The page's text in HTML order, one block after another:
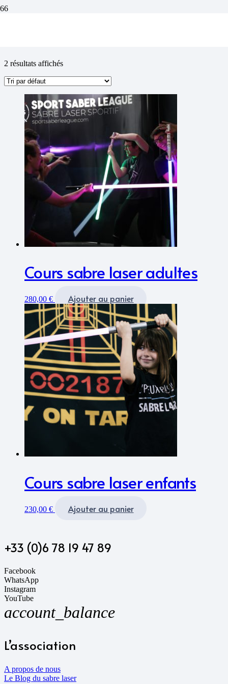
2 résultats affichés
Cours sabre laser adultes
280,00 € Ajouter au panier
Cours sabre laser enfants
230,00 € Ajouter au panier
+33 (0)6 78 19 47 89
Facebook
WhatsApp
Instagram
YouTube
account_balance
L’association
A propos de nous
Le Blog du sabre laser